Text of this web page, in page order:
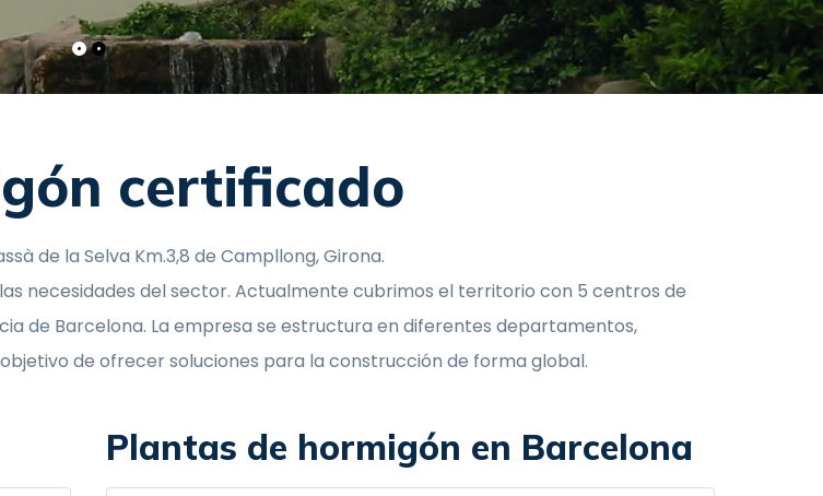
certificado
de la Selva Km.3,8 de Campllong, Girona.
necesidades del sector. Actualmente cubrimos el territorio con 5 centros de
de Barcelona. La empresa se estructura en diferentes departamentos,
de ofrecer soluciones para la construcción de forma global.
Plantas de hormigón en Barcelona